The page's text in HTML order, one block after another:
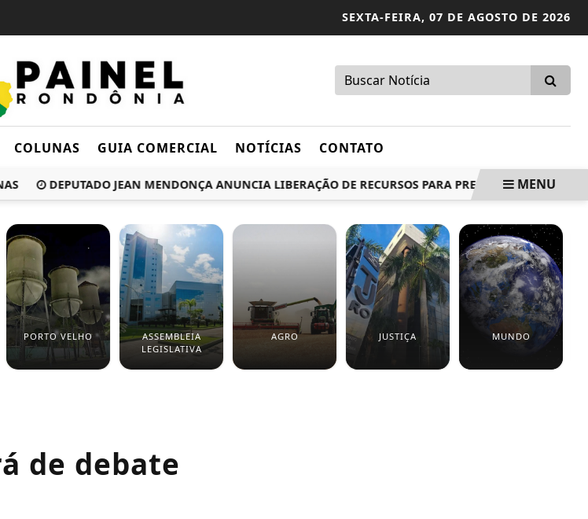
SEXTA-FEIRA, 07 DE AGOSTO DE 2026
COLUNAS GUIA COMERCIAL NOTÍCIAS CONTATO
DEPUTADO JEAN MENDONÇA ANUNCIA LIBERAÇÃO DE RECURSOS PARA PRESIDENTE MÉDICI
MENU
PORTO VELHO
ASSEMBLEIA
LEGISLATIVA
AGRO JUSTIÇA MUNDO
de debate